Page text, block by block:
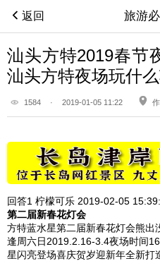
返回 旅游必
汕头方特2019春节
汕头方特夜场玩什
1584 · 2019-01-05 11:22
回答1 柠檬可乐 2019-02-05
第二届新春花灯会
方特蓝水星第二届新春花灯会熊
逢周六日2019.2.16-3.4夜场时间
星闪亮登场喜庆贺岁迎新年全新打